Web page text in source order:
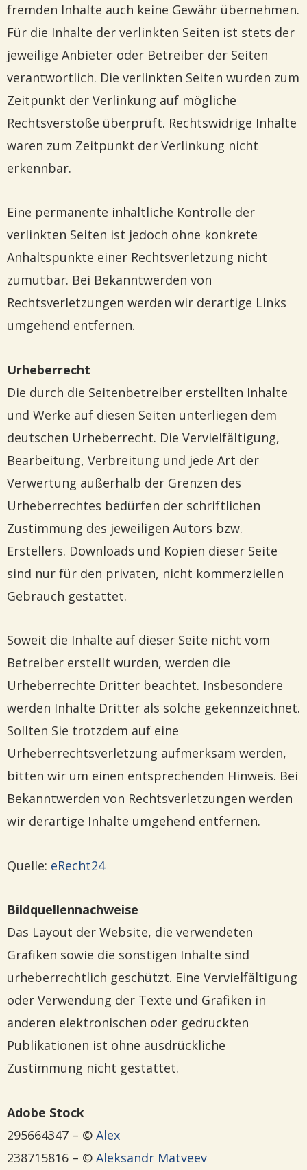
fremden Inhalte auch keine Gewähr übernehmen.
Für die Inhalte der verlinkten Seiten ist stets der
jeweilige Anbieter oder Betreiber der Seiten
verantwortlich. Die verlinkten Seiten wurden zum
Zeitpunkt der Verlinkung auf mögliche
Rechtsverstöße überprüft. Rechtswidrige Inhalte
waren zum Zeitpunkt der Verlinkung nicht
erkennbar.
Eine permanente inhaltliche Kontrolle der
verlinkten Seiten ist jedoch ohne konkrete
Anhaltspunkte einer Rechtsverletzung nicht
zumutbar. Bei Bekanntwerden von
Rechtsverletzungen werden wir derartige Links
umgehend entfernen.
Urheberrecht
Die durch die Seitenbetreiber erstellten Inhalte
und Werke auf diesen Seiten unterliegen dem
deutschen Urheberrecht. Die Vervielfältigung,
Bearbeitung, Verbreitung und jede Art der
Verwertung außerhalb der Grenzen des
Urheberrechtes bedürfen der schriftlichen
Zustimmung des jeweiligen Autors bzw.
Erstellers. Downloads und Kopien dieser Seite
sind nur für den privaten, nicht kommerziellen
Gebrauch gestattet.
Soweit die Inhalte auf dieser Seite nicht vom
Betreiber erstellt wurden, werden die
Urheberrechte Dritter beachtet. Insbesondere
werden Inhalte Dritter als solche gekennzeichnet.
Sollten Sie trotzdem auf eine
Urheberrechtsverletzung aufmerksam werden,
bitten wir um einen entsprechenden Hinweis. Bei
Bekanntwerden von Rechtsverletzungen werden
wir derartige Inhalte umgehend entfernen.
Quelle: eRecht24
Bildquellennachweise
Das Layout der Website, die verwendeten
Grafiken sowie die sonstigen Inhalte sind
urheberrechtlich geschützt. Eine Vervielfältigung
oder Verwendung der Texte und Grafiken in
anderen elektronischen oder gedruckten
Publikationen ist ohne ausdrückliche
Zustimmung nicht gestattet.
Adobe Stock
295664347 – © Alex
238715816 – © Aleksandr Matveev